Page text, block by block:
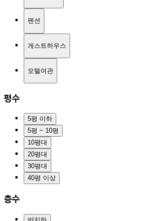
펜션
게스트하우스
모텔여관
평수
5평 이하
5평 ~ 10평
10평대
20평대
30평대
40평 이상
층수